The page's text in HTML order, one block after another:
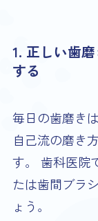
1. 正しい歯
する
毎日の歯磨き
自己流の磨き
す。 歯科医院
たは歯間ブラ
ょう。